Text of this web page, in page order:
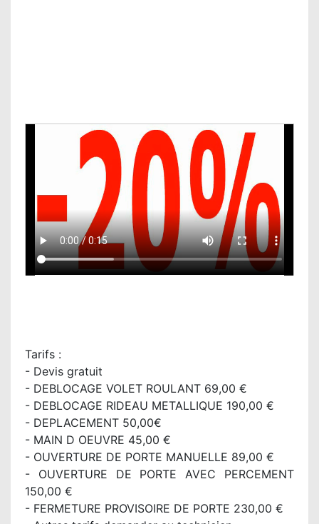
Tarifs :
- Devis gratuit
- DEBLOCAGE VOLET ROULANT 69,00 €
- DEBLOCAGE RIDEAU METALLIQUE 190,00 €
- DEPLACEMENT 50,00€
- MAIN D OEUVRE 45,00 €
- OUVERTURE DE PORTE MANUELLE 89,00 €
- OUVERTURE DE PORTE AVEC PERCEMENT
150,00 €
- FERMETURE PROVISOIRE DE PORTE 230,00 €